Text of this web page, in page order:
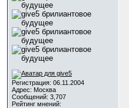
Регистрация: 06.11.2004
Адрес: Москва
Сообщений: 3,707
Рейтинг мнений: